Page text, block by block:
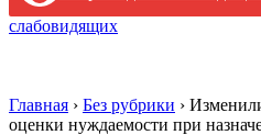
слабовидящих
Главная › Без рубрики ›
оценки нуждаемости при